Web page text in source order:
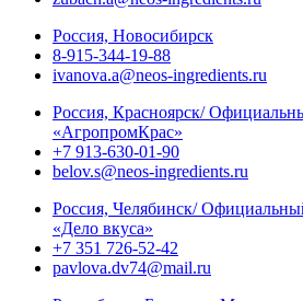
Россия, Новосибирск
8-915-344-19-88
ivanova.a@neos-ingredients.ru
Россия, Красноярск/
«АгропромКрас»
+7 913-630-01-90
belov.s@neos-ingredients.ru
Россия, Челябинск/
«Дело вкуса»
+7 351 726-52-42
pavlova.dv74@mail.ru